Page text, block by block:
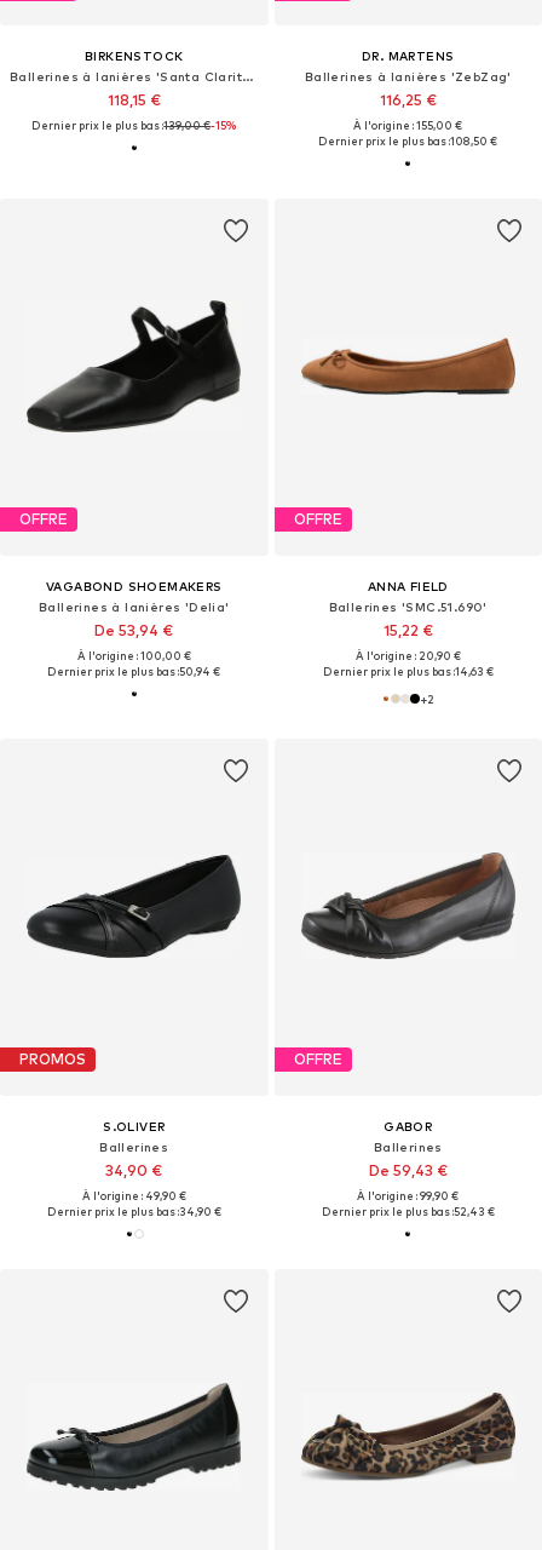
BIRKENSTOCK
Ballerines à lanières 'Santa Clarita LENA'
118,15 €
Dernier prix le plus bas :139,00 €-15%
DR. MARTENS
Ballerines à lanières 'ZebZag'
116,25 €
À l'origine : 155,00 €
Dernier prix le plus bas :108,50 €
OFFRE
VAGABOND SHOEMAKERS
Ballerines à lanières 'Delia'
De 53,94 €
À l'origine : 100,00 €
Dernier prix le plus bas :50,94 €
OFFRE
ANNA FIELD
Ballerines 'SMC.51.690'
15,22 €
À l'origine : 20,90 €
Dernier prix le plus bas :14,63 €
+2
PROMOS
S.OLIVER
Ballerines
34,90 €
À l'origine : 49,90 €
Dernier prix le plus bas :34,90 €
OFFRE
GABOR
Ballerines
De 59,43 €
À l'origine : 99,90 €
Dernier prix le plus bas :52,43 €